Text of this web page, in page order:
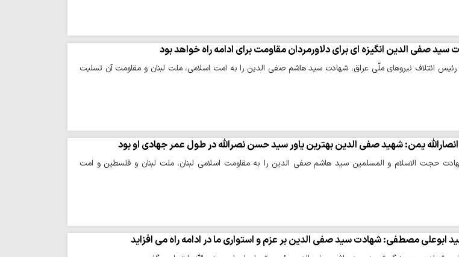
صفی الدین انگیزه ای برای دلاورمردان مقاومت برای ادامه راه خواهد بود
ائتلاف نیروهای ملّی عراق، شهادت سید هاشم صفی الدین را به امت اسلامی، ملت لبنان و مقاومت آن تسلیت
یمن: شهید صفی الدین بهترین یاور سید حسن نصرالله در طول عمر جهادی او بود
حجت الاسلام و المسلمین سید هاشم صفی الدین را به مقاومت اسلامی لبنان، ملت لبنان و فلسطین و امت
ابوعلی مصطفی: شهادت سید صفی الدین بر عزم و استواری ما در ادامه راه می افزاید